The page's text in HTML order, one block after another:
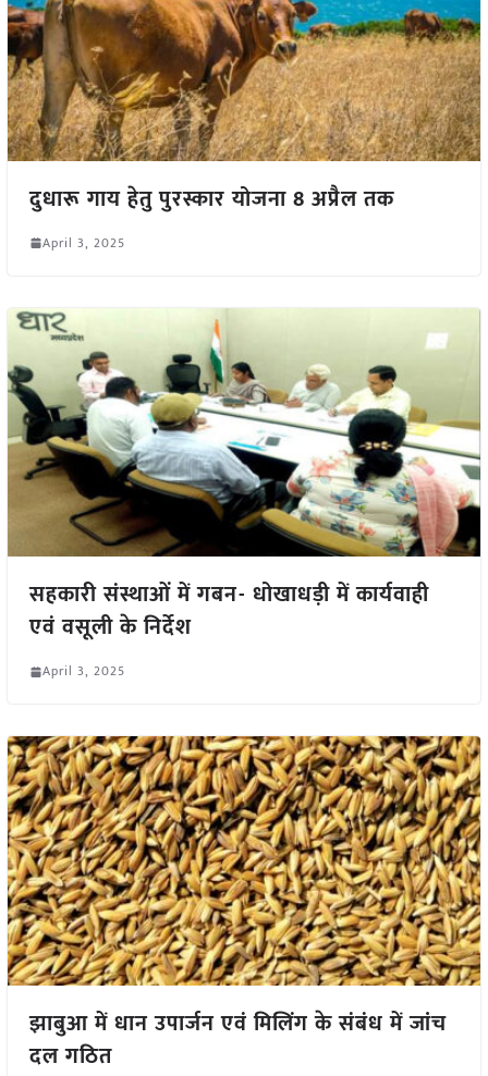
दुधारू गाय हेतु पुरस्कार योजना 8 अप्रैल तक
April 3, 2025
सहकारी संस्थाओं में गबन- धोखाधड़ी में कार्यवाही
एवं वसूली के निर्देश
April 3, 2025
झाबुआ में धान उपार्जन एवं मिलिंग के संबंध में जांच
दल गठित